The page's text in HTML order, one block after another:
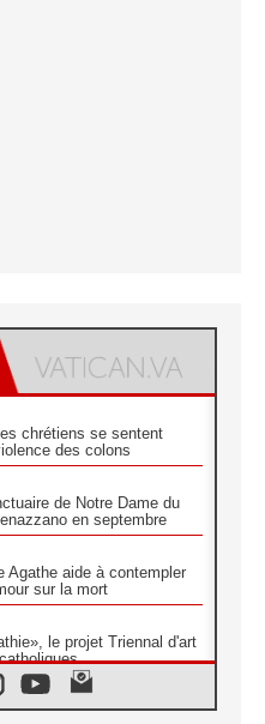
chrétiens se sentent
des colons
de Notre Dame du
en septembre
Agathe aide à contempler
sur la mort
le projet Triennal d'art
la parole aux religieuses